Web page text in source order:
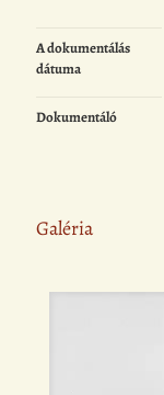
A dokumentálás
dátuma
Dokumentáló
Galéria